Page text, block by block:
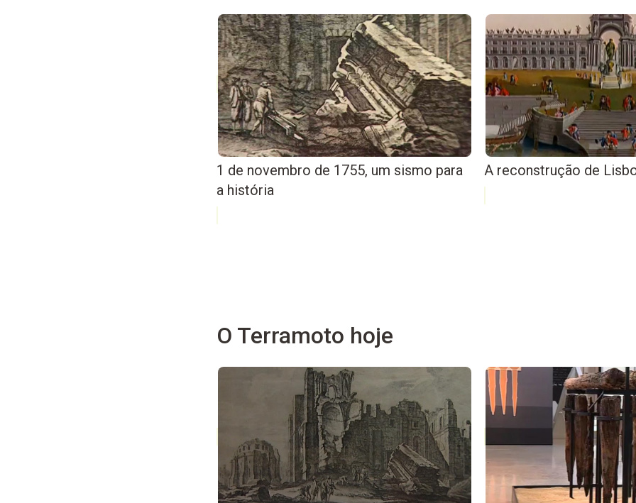
1 de novembro de 1755, um sismo para
a história
A reconstrução de
O Terramoto hoje